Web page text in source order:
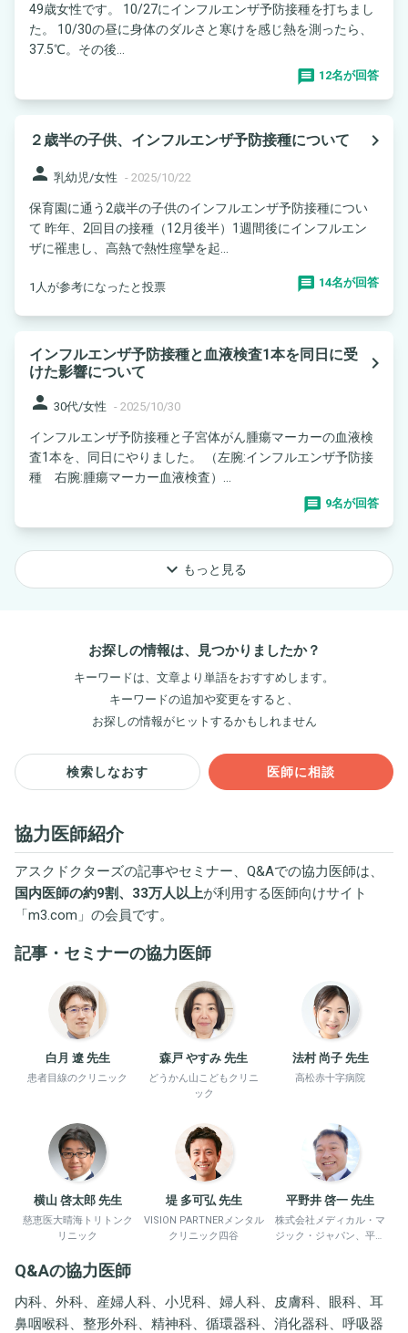
49歳女性です。 10/27にインフルエンザ予防接種を打ちまし
た。 10/30の昼に身体のダルさと寒けを感じ熱を測ったら、
37.5℃。その後...
12名が回答
２歳半の子供、インフルエンザ予防接種について
navigate_next
person 乳幼児/女性 - 2025/10/22
保育園に通う2歳半の子供のインフルエンザ予防接種につい
て 昨年、2回目の接種（12月後半）1週間後にインフルエン
ザに罹患し、高熱で熱性痙攣を起...
1人が参考になったと投票 14名が回答
インフルエンザ予防接種と血液検査1本を同日に受
けた影響について
navigate_next
person 30代/女性 - 2025/10/30
インフルエンザ予防接種と子宮体がん腫瘍マーカーの血液検
査1本を、同日にやりました。 （左腕:インフルエンザ予防接
種 右腕:腫瘍マーカー血液検査）...
9名が回答
keyboard_arrow_down もっと見る
お探しの情報は、見つかりましたか？
キーワードは、文章より単語をおすすめします。
キーワードの追加や変更をすると、
お探しの情報がヒットするかもしれません
検索しなおす 医師に相談
協力医師紹介
アスクドクターズの記事やセミナー、Q&Aでの協力医師は、
国内医師の約9割、33万人以上が利用する医師向けサイト
「m3.com 」の会員です。
記事・セミナーの協力医師
白月 遼 先生
患者目線のクリニック
森戸 やすみ 先生
どうかん山こどもクリニ
ック
法村 尚子 先生
高松赤十字病院
横山 啓太郎 先生
慈恵医大晴海トリトンク
リニック
堤 多可弘 先生
VISION PARTNERメンタル
クリニック四谷
平野井 啓一 先生
株式会社メディカル・マ
ジック・ジャパン、平野
Q&Aの協力医師
内科、外科、産婦人科、小児科、婦人科、皮膚科、眼科、耳
鼻咽喉科、整形外科、精神科、循環器科、消化器科、呼吸器